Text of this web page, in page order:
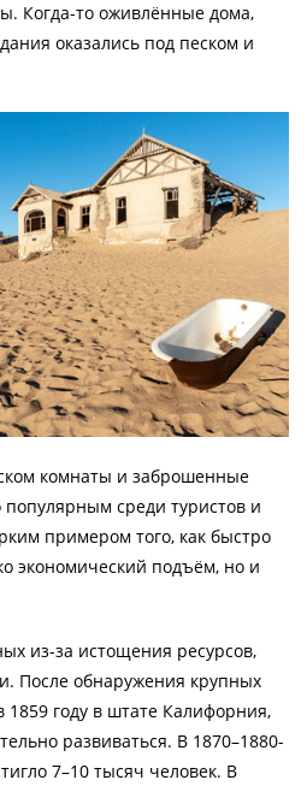
Когда-то оживлённые дома,
оказались под песком и
комнаты и заброшенные
популярным среди туристов и
примером того, как быстро
экономический подъём, но и
из-за истощения ресурсов,
После обнаружения крупных
году в штате Калифорния,
развиваться. В 1870–1880-
7–10 тысяч человек. В